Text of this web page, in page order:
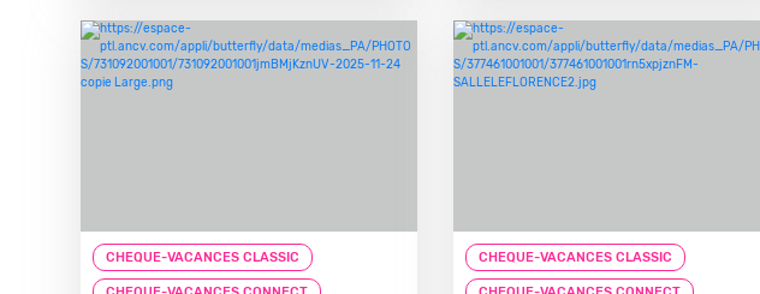
CHEQUE-VACANCES CLASSIC CHEQUE-VACANCES CLASSIC